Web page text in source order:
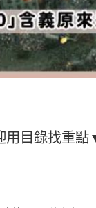
用目錄找重